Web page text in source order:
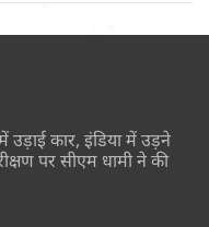
उड़ाई कार, इंडिया में उड़ने
पर सीएम धामी ने की